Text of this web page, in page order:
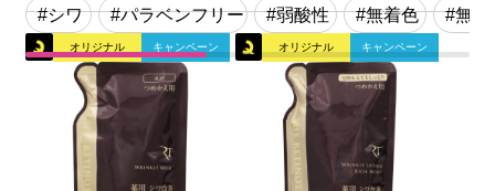
#シワ #パラベンフリー #弱酸性 #無着色 #無香
オリジナル キャンペーン オリジナル キャンペーン